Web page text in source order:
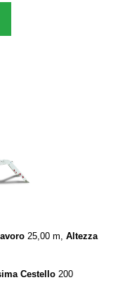
25,00 m, Altezza
Cestello 200